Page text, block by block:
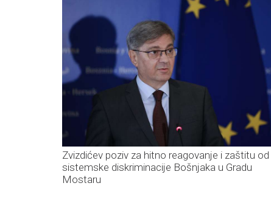
Zvizdićev poziv za hitno reagovanje i zaštitu od
sistemske diskriminacije Bošnjaka u Gradu
Mostaru